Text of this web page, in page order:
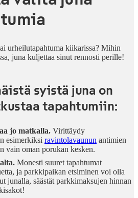
urheilutapahtuma kiikarissa? Mihin
juna kuljettaa sinut rennosti perille!
syistä juna on
tapahtumiin:
jo matkalla. Virittäydy
esimerkiksi ravintolavaunun antimien
vain oman porukan kesken.
Monesti suuret tapahtumat
ja parkkipaikan etsiminen voi olla
junalla, säästät parkkimaksujen hinnan